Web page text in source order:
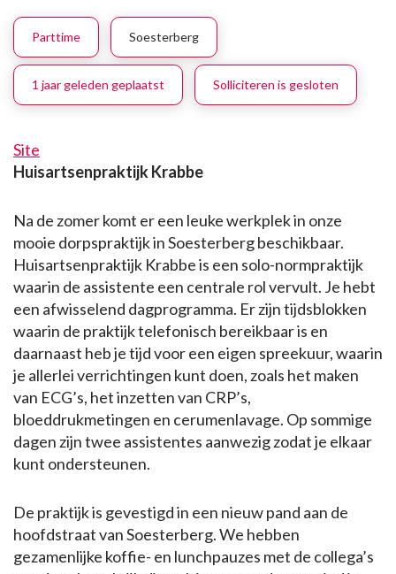
Parttime Soesterberg
1 jaar geleden geplaatst Solliciteren is gesloten
Site
Huisartsenpraktijk Krabbe
Na de zomer komt er een leuke werkplek in onze
mooie dorpspraktijk in Soesterberg beschikbaar.
Huisartsenpraktijk Krabbe is een solo-normpraktijk
waarin de assistente een centrale rol vervult. Je hebt
een afwisselend dagprogramma. Er zijn tijdsblokken
waarin de praktijk telefonisch bereikbaar is en
daarnaast heb je tijd voor een eigen spreekuur, waarin
je allerlei verrichtingen kunt doen, zoals het maken
van ECG’s, het inzetten van CRP’s,
bloeddrukmetingen en cerumenlavage. Op sommige
dagen zijn twee assistentes aanwezig zodat je elkaar
kunt ondersteunen.
De praktijk is gevestigd in een nieuw pand aan de
hoofdstraat van Soesterberg. We hebben
gezamenlijke koffie- en lunchpauzes met de collega’s